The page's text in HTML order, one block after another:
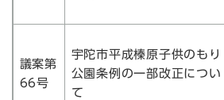
議案第
66号
宇陀市平成榛原子供のもり
公園条例の一部改正につい
て